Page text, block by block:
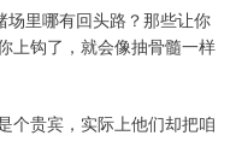
场里哪有回头路？那些让你
上钩了，就会像抽骨髓一样
个贵宾，实际上他们却把咱